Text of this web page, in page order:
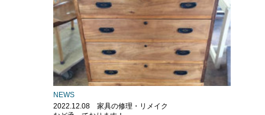
NEWS
2022.12.08 家具の修理・リメイク